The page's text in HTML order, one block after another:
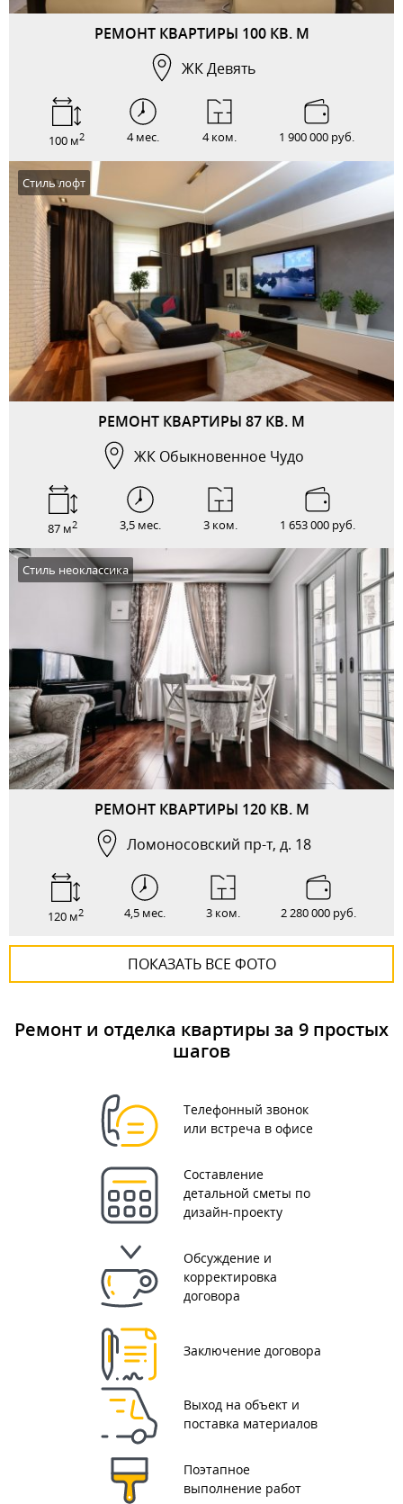
РЕМОНТ КВАРТИРЫ 100 КВ. М
ЖК Девять
100 м2 4 мес. 4 ком. 1 900 000 руб.
РЕМОНТ КВАРТИРЫ 87 КВ. М
ЖК Обыкновенное Чудо
Стиль лофт
87 м2 3,5 мес. 3 ком. 1 653 000 руб.
РЕМОНТ КВАРТИРЫ 120 КВ. М
Ломоносовский пр-т, д. 18
Стиль неоклассика
120 м2 4,5 мес. 3 ком. 2 280 000 руб.
ПОКАЗАТЬ ВСЕ ФОТО
Ремонт и отделка квартиры за 9 простых
шагов
Телефонный звонок
или встреча в офисе
Составление
детальной сметы по
дизайн-проекту
Обсуждение и
корректировка
договора
Заключение договора
Выход на объект и
поставка материалов
Поэтапное
выполнение работ